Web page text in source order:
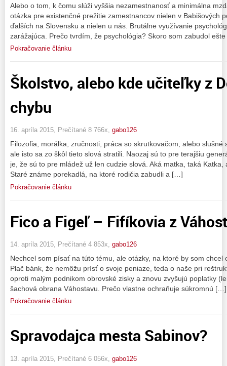
Alebo o tom, k čomu slúži vyššia nezamestnanosť a minimálna
otázka pre existenčné prežitie zamestnancov nielen v Babišových
ďalších na Slovensku a nielen u nás. Brutálne využívanie
zarážajúca. Prečo tvrdím, že psychológia? Skoro som zabudol
Pokračovanie článku
Školstvo, alebo kde učiteľky z
chybu
16. apríla 2015, Prečítané 8 766x, gabo126
Filozofia, morálka, zručnosti, práca so skrutkovačom, alebo
ale isto sa zo škôl tieto slová stratili. Naozaj sú to pre terajšiu
je, že sú to pre mládež už len cudzie slová. Aká matka, taká
Staré známe porekadlá, na ktoré rodičia zabudli a […]
Pokračovanie článku
Fico a Figeľ – Fifíkovia z
14. apríla 2015, Prečítané 4 853x, gabo126
Nechcel som písať na túto tému, ale otázky, na ktoré by som
Plač bánk, že nemôžu prísť o svoje peniaze, teda o naše pri
oproti malým podnikom obrovské zisky a znovu zvyšujú poplatky
šachová obrana Váhostavu. Prečo vlastne ochraňuje súkromnú […]
Pokračovanie článku
Spravodajca mesta Sabinov?
13. apríla 2015, Prečítané 6 056x, gabo126